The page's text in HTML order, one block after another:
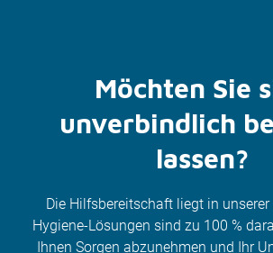
Möchten Sie
unverbindlich
lassen?
Die Hilfsbereitschaft liegt in unserer
Hygiene-Lösungen sind zu 100 %
Ihnen Sorgen abzunehmen und Ihr